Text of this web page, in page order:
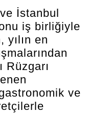
İstanbul
iş birliğiyle
en
Rüzgarı
ve